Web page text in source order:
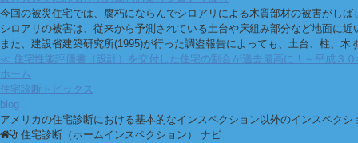
今回の被災住宅では、腐朽にならんでシロアリによる木質部材の被害がし
シロアリの被害は、従来から予測されている土台や床組み部分など地面に
また、建設省建築研究所(1995)が行った調盗報告によっても、土台、柱、
≪ 住宅性能評価書（設計）を交付した住宅の割合が過去最高に！～平成３
ホーム
住宅診断トピックス
blog
アメリカの住宅診断における基本的なインスペクション以外のインスペクシ
住宅診断（ホームインスペクション） ナビ